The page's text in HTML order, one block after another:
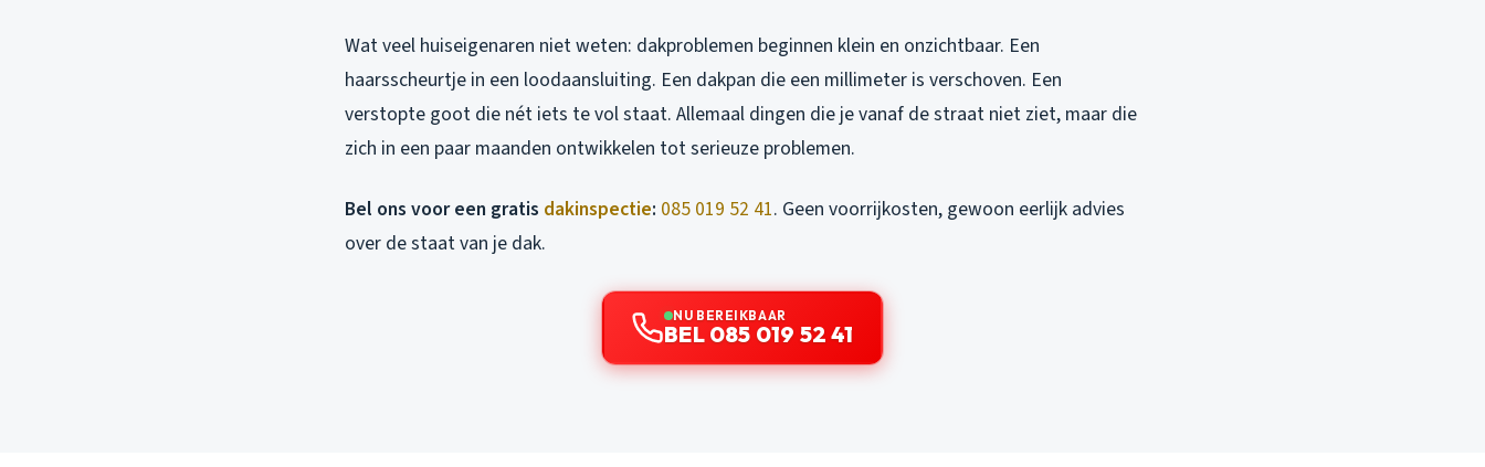
Wat veel huiseigenaren niet weten: dakproblemen beginnen klein en onzichtbaar. Een
haarsscheurtje in een loodaansluiting. Een dakpan die een millimeter is verschoven. Een
verstopte goot die nét iets te vol staat. Allemaal dingen die je vanaf de straat niet ziet, maar die
zich in een paar maanden ontwikkelen tot serieuze problemen.
Bel ons voor een gratis dakinspectie: 085 019 52 41. Geen voorrijkosten, gewoon eerlijk advies
over de staat van je dak.
NU BEREIKBAAR
BEL 085 019 52 41